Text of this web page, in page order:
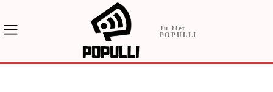
Ju flet
POPULLI